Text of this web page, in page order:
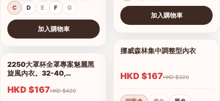
C
D E F G
加入購物車
1/14
查看圖片
2250大罩杯全罩專案魅麗黑
旋風內衣。32-40,
HKD $167 HKD $420
加入購物車
查看圖片
挪威森林集中調整型內衣
HKD $167 HKD $320